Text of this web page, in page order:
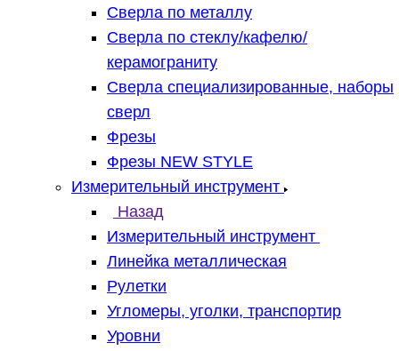
Сверла по металлу
Сверла по стеклу/кафелю/
керамограниту
Сверла специализированные, наборы
сверл
Фрезы
Фрезы NEW STYLE
Измерительный инструмент
Назад
Измерительный инструмент
Линейка металлическая
Рулетки
Угломеры, уголки, транспортир
Уровни